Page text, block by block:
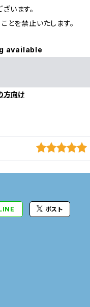
います。
を禁止いたします。
available
方向け
ポスト